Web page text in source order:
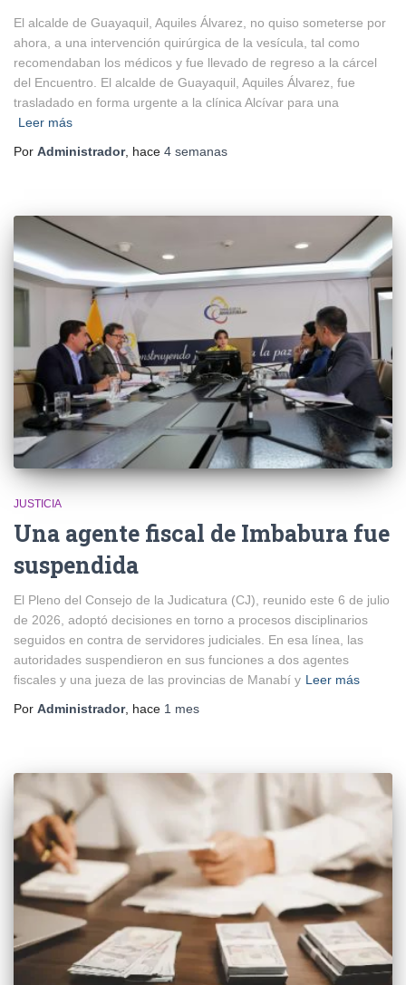
El alcalde de Guayaquil, Aquiles Álvarez, no quiso someterse por
ahora, a una intervención quirúrgica de la vesícula, tal como
recomendaban los médicos y fue llevado de regreso a la cárcel
del Encuentro. El alcalde de Guayaquil, Aquiles Álvarez, fue
trasladado en forma urgente a la clínica Alcívar para una
Leer más
Por Administrador, hace 4 semanas
JUSTICIA
Una agente fiscal de Imbabura fue
suspendida
El Pleno del Consejo de la Judicatura (CJ), reunido este 6 de julio
de 2026, adoptó decisiones en torno a procesos disciplinarios
seguidos en contra de servidores judiciales. En esa línea, las
autoridades suspendieron en sus funciones a dos agentes
fiscales y una jueza de las provincias de Manabí y Leer más
Por Administrador, hace 1 mes